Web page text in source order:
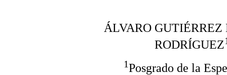
ÁLVARO GUTIÉRREZ
RODRÍGUEZ
1Posgrado de la